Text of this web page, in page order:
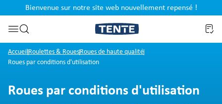
Passer à la recherche
Bienvenue sur notre site web nouvellement repensé !
AccueilRoulettes & RouesRoues de haute qualité
Roues par conditions d'utilisation
Roues par conditions d'utilisation